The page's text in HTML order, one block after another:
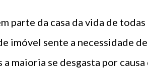
parte da casa da vida de todas
imóvel sente a necessidade
a maioria se desgasta por